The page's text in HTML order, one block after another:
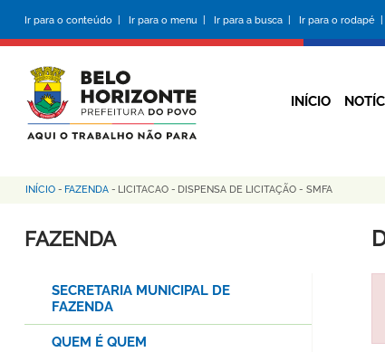
conteúdo
principal
Ir para o conteúdo | Ir para o menu | Ir para a busca | Ir para o rodapé |
INÍCIO
Trilha
de
INÍCIO - FAZENDA - LICITACAO - DISPENSA DE LICITAÇÃO - SMFA
FAZENDA
SECRETARIA MUNICIPAL DE
FAZENDA
QUEM É QUEM